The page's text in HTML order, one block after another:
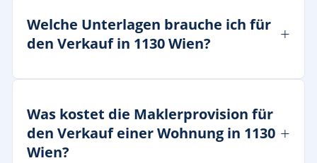
Welche Unterlagen brauche ich für
den Verkauf in 1130 Wien?
Was kostet die Maklerprovision für
den Verkauf einer Wohnung in 1130
Wien?